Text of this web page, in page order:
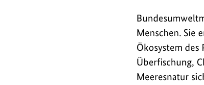
dessen
Umsetzung
möglich
machen.
So
Menschen. Sie
Ökosystem des
Überfischung,
Meeresnatur